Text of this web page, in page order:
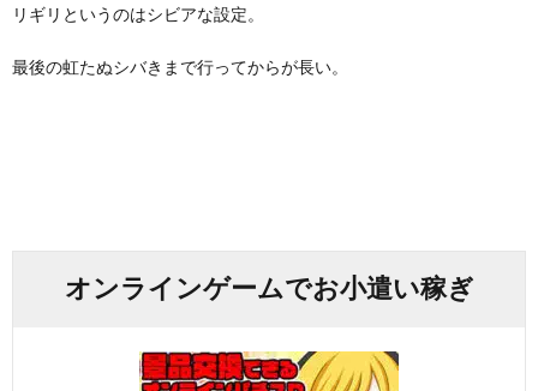
リギリというのはシビアな設定。
最後の虹たぬシバきまで行ってからが長い。
オンラインゲームでお小遣い稼ぎ